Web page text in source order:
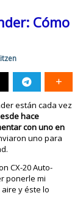
Cómo
están cada vez
hace
con uno en
uno para
CX-20 Auto-
ponerle mi
y éste lo